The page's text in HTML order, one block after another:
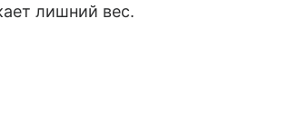
лишний вес.